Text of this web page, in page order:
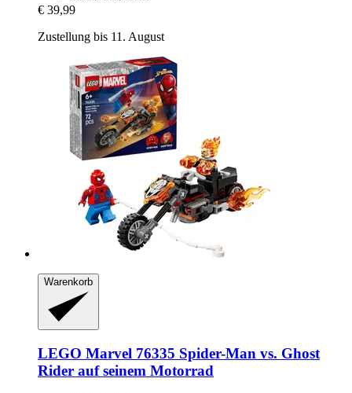
€ 39,99
Zustellung bis 11. August
Warenkorb
LEGO Marvel 76335 Spider-​Man vs. Ghost
Rider auf seinem Motorrad